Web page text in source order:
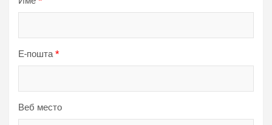
Е-пошта*
Веб место